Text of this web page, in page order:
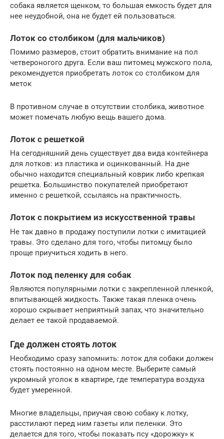
собака является щенком, то большая емкость будет для
нее неудобной, она не будет ей пользоваться.
Лоток со столбиком (для мальчиков)
Помимо размеров, стоит обратить внимание на пол
четвероногого друга. Если ваш питомец мужского пола,
рекомендуется приобретать лоток со столбиком для
меток
В противном случае в отсутствии столбика, животное
может помечать любую вещь вашего дома.
Лоток с решеткой
На сегодняшний день существует два вида контейнера
для лотков: из пластика и оцинкованный. На дне
обычно находится специальный коврик либо крепкая
решетка. Большинство покупателей приобретают
именно с решеткой, ссылаясь на практичность.
Лоток с покрытием из искусственной травы
Не так давно в продажу поступили лотки с имитацией
травы. Это сделано для того, чтобы питомцу было
проще приучиться ходить в него.
Лоток под пеленку для собак
Являются популярными лотки с закрепленной пленкой,
впитывающей жидкость. Также такая пленка очень
хорошо скрывает неприятный запах, что значительно
делает ее такой продаваемой.
Где должен стоять лоток
Необходимо сразу запомнить: лоток для собаки должен
стоять постоянно на одном месте. Выберите самый
укромный уголок в квартире, где температура воздуха
будет умеренной.
Многие владельцы, приучая свою собаку к лотку,
расстилают перед ним газеты или пеленки. Это
делается для того, чтобы показать псу «дорожку» к